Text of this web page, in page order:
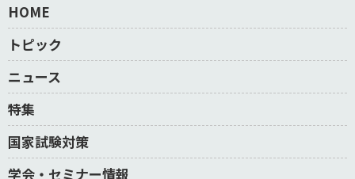
HOME
トピック
ニュース
特集
国家試験対策
学会・セミナー情報